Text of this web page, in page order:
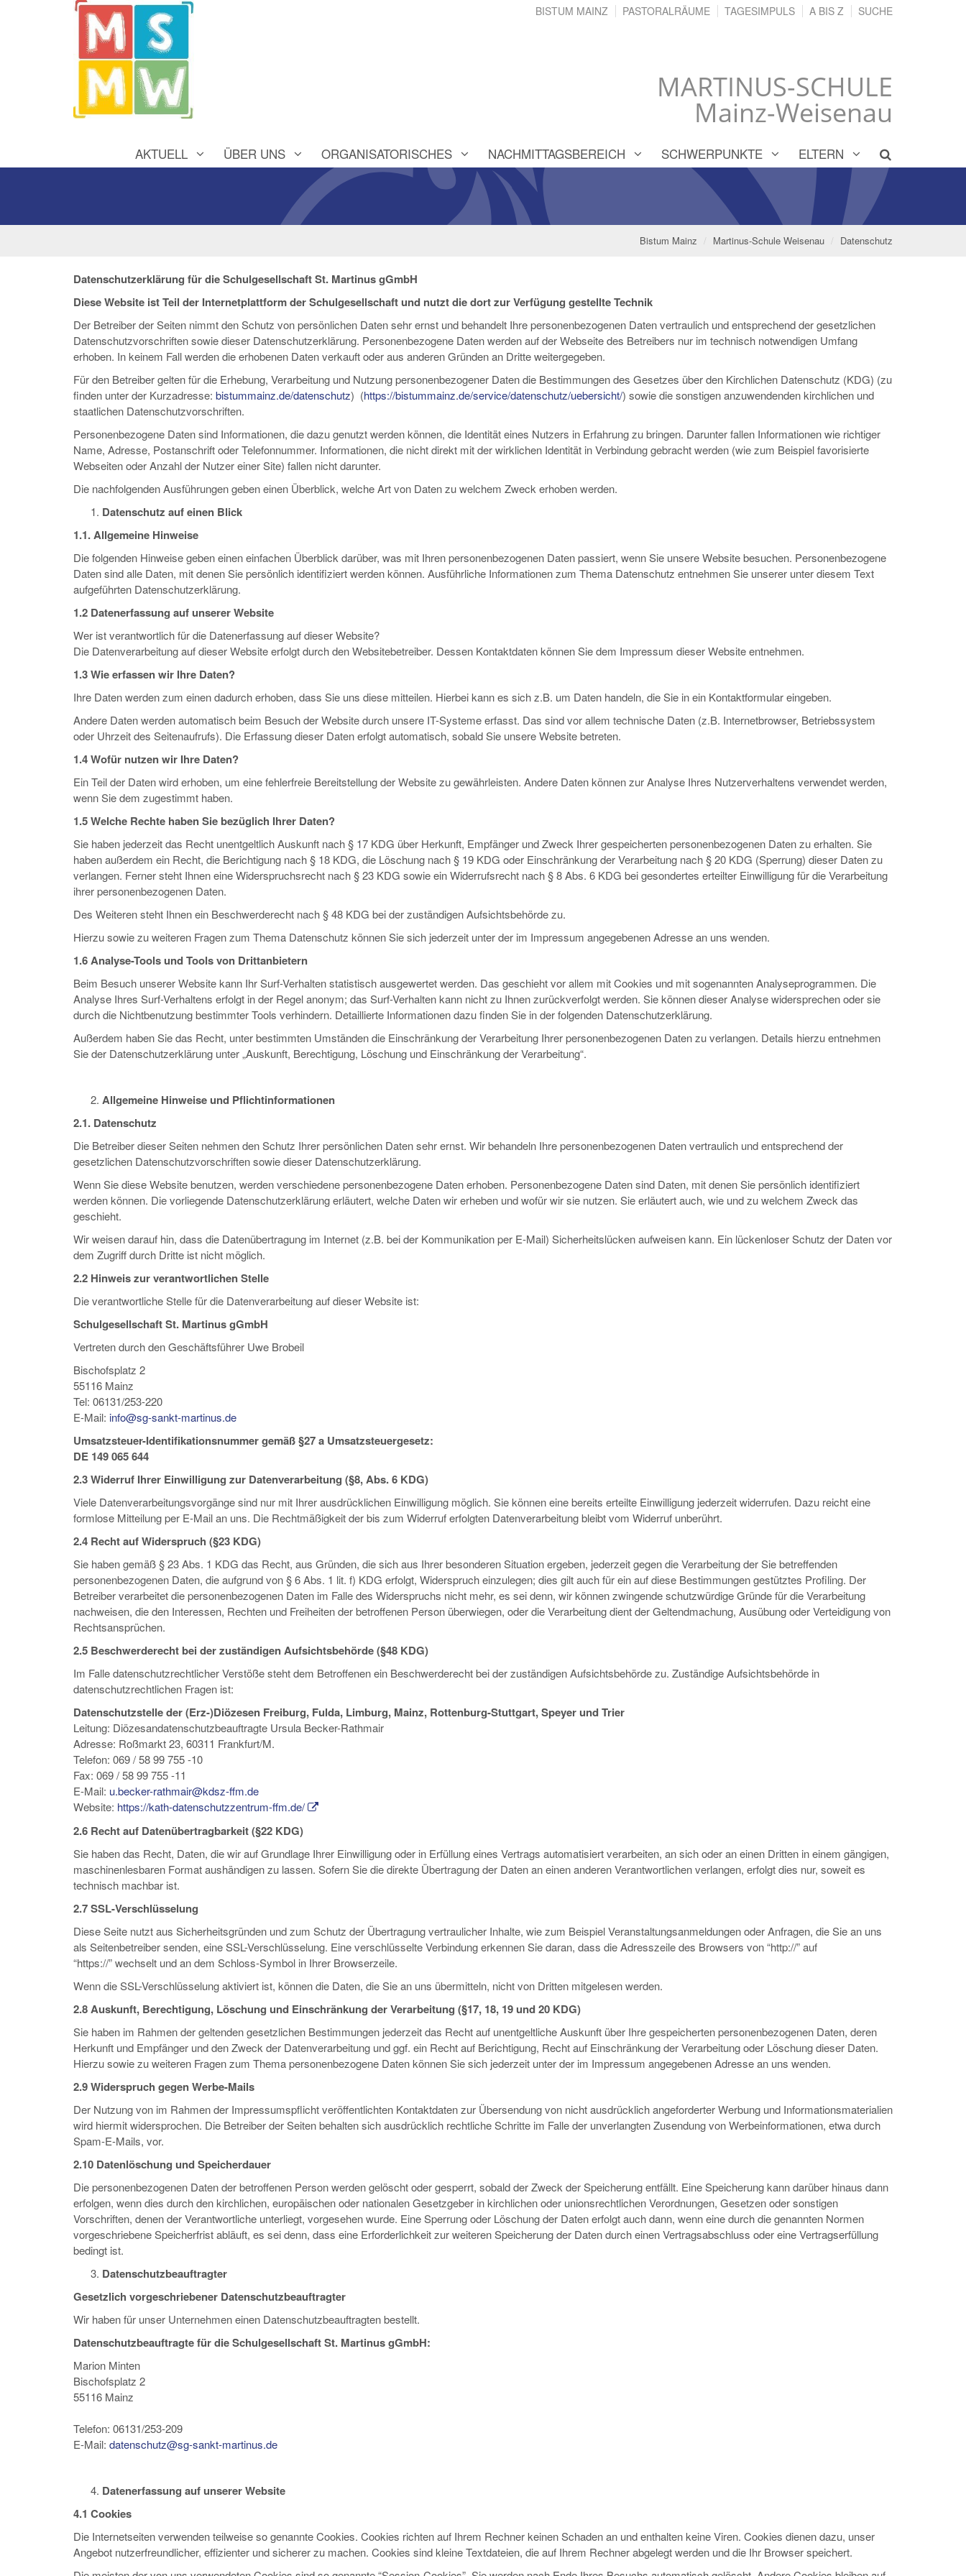
MARTINUS-SCHULE
Mainz-Weisenau
BISTUM MAINZ PASTORALRÄUME TAGESIMPULS A BIS Z SUCHE
AKTUELL ÜBER UNS ORGANISATORISCHES NACHMITTAGSBEREICH SCHWERPUNKTE ELTERN
Bistum Mainz Martinus-Schule Weisenau Datenschutz
Datenschutzerklärung für die Schulgesellschaft St. Martinus gGmbH
Diese Website ist Teil der Internetplattform der Schulgesellschaft und nutzt die dort zur Verfügung gestellte Technik
Der Betreiber der Seiten nimmt den Schutz von persönlichen Daten sehr ernst und behandelt Ihre personenbezogenen Daten vertraulich und entsprechend der gesetzlichen
Datenschutzvorschriften sowie dieser Datenschutzerklärung. Personenbezogene Daten werden auf der Webseite des Betreibers nur im technisch notwendigen Umfang
erhoben. In keinem Fall werden die erhobenen Daten verkauft oder aus anderen Gründen an Dritte weitergegeben.
Für den Betreiber gelten für die Erhebung, Verarbeitung und Nutzung personenbezogener Daten die Bestimmungen des Gesetzes über den Kirchlichen Datenschutz (KDG) (zu
finden unter der Kurzadresse: bistummainz.de/datenschutz) (https://bistummainz.de/service/datenschutz/uebersicht/) sowie die sonstigen anzuwendenden kirchlichen und
staatlichen Datenschutzvorschriften.
Personenbezogene Daten sind Informationen, die dazu genutzt werden können, die Identität eines Nutzers in Erfahrung zu bringen. Darunter fallen Informationen wie richtiger
Name, Adresse, Postanschrift oder Telefonnummer. Informationen, die nicht direkt mit der wirklichen Identität in Verbindung gebracht werden (wie zum Beispiel favorisierte
Webseiten oder Anzahl der Nutzer einer Site) fallen nicht darunter.
Die nachfolgenden Ausführungen geben einen Überblick, welche Art von Daten zu welchem Zweck erhoben werden.
Datenschutz auf einen Blick
1.1. Allgemeine Hinweise
Die folgenden Hinweise geben einen einfachen Überblick darüber, was mit Ihren personenbezogenen Daten passiert, wenn Sie unsere Website besuchen. Personenbezogene
Daten sind alle Daten, mit denen Sie persönlich identifiziert werden können. Ausführliche Informationen zum Thema Datenschutz entnehmen Sie unserer unter diesem Text
aufgeführten Datenschutzerklärung.
1.2 Datenerfassung auf unserer Website
Wer ist verantwortlich für die Datenerfassung auf dieser Website?
Die Datenverarbeitung auf dieser Website erfolgt durch den Websitebetreiber. Dessen Kontaktdaten können Sie dem Impressum dieser Website entnehmen.
1.3 Wie erfassen wir Ihre Daten?
Ihre Daten werden zum einen dadurch erhoben, dass Sie uns diese mitteilen. Hierbei kann es sich z.B. um Daten handeln, die Sie in ein Kontaktformular eingeben.
Andere Daten werden automatisch beim Besuch der Website durch unsere IT-Systeme erfasst. Das sind vor allem technische Daten (z.B. Internetbrowser, Betriebssystem
oder Uhrzeit des Seitenaufrufs). Die Erfassung dieser Daten erfolgt automatisch, sobald Sie unsere Website betreten.
1.4 Wofür nutzen wir Ihre Daten?
Ein Teil der Daten wird erhoben, um eine fehlerfreie Bereitstellung der Website zu gewährleisten. Andere Daten können zur Analyse Ihres Nutzerverhaltens verwendet werden,
wenn Sie dem zugestimmt haben.
1.5 Welche Rechte haben Sie bezüglich Ihrer Daten?
Sie haben jederzeit das Recht unentgeltlich Auskunft nach § 17 KDG über Herkunft, Empfänger und Zweck Ihrer gespeicherten personenbezogenen Daten zu erhalten. Sie
haben außerdem ein Recht, die Berichtigung nach § 18 KDG, die Löschung nach § 19 KDG oder Einschränkung der Verarbeitung nach § 20 KDG (Sperrung) dieser Daten zu
verlangen. Ferner steht Ihnen eine Widerspruchsrecht nach § 23 KDG sowie ein Widerrufsrecht nach § 8 Abs. 6 KDG bei gesondertes erteilter Einwilligung für die Verarbeitung
ihrer personenbezogenen Daten.
Des Weiteren steht Ihnen ein Beschwerderecht nach § 48 KDG bei der zuständigen Aufsichtsbehörde zu.
Hierzu sowie zu weiteren Fragen zum Thema Datenschutz können Sie sich jederzeit unter der im Impressum angegebenen Adresse an uns wenden.
1.6 Analyse-Tools und Tools von Drittanbietern
Beim Besuch unserer Website kann Ihr Surf-Verhalten statistisch ausgewertet werden. Das geschieht vor allem mit Cookies und mit sogenannten Analyseprogrammen. Die
Analyse Ihres Surf-Verhaltens erfolgt in der Regel anonym; das Surf-Verhalten kann nicht zu Ihnen zurückverfolgt werden. Sie können dieser Analyse widersprechen oder sie
durch die Nichtbenutzung bestimmter Tools verhindern. Detaillierte Informationen dazu finden Sie in der folgenden Datenschutzerklärung.
Außerdem haben Sie das Recht, unter bestimmten Umständen die Einschränkung der Verarbeitung Ihrer personenbezogenen Daten zu verlangen. Details hierzu entnehmen
Sie der Datenschutzerklärung unter „Auskunft, Berechtigung, Löschung und Einschränkung der Verarbeitung“.
Allgemeine Hinweise und Pflichtinformationen
2.1. Datenschutz
Die Betreiber dieser Seiten nehmen den Schutz Ihrer persönlichen Daten sehr ernst. Wir behandeln Ihre personenbezogenen Daten vertraulich und entsprechend der
gesetzlichen Datenschutzvorschriften sowie dieser Datenschutzerklärung.
Wenn Sie diese Website benutzen, werden verschiedene personenbezogene Daten erhoben. Personenbezogene Daten sind Daten, mit denen Sie persönlich identifiziert
werden können. Die vorliegende Datenschutzerklärung erläutert, welche Daten wir erheben und wofür wir sie nutzen. Sie erläutert auch, wie und zu welchem Zweck das
geschieht.
Wir weisen darauf hin, dass die Datenübertragung im Internet (z.B. bei der Kommunikation per E-Mail) Sicherheitslücken aufweisen kann. Ein lückenloser Schutz der Daten vor
dem Zugriff durch Dritte ist nicht möglich.
2.2 Hinweis zur verantwortlichen Stelle
Die verantwortliche Stelle für die Datenverarbeitung auf dieser Website ist:
Schulgesellschaft St. Martinus gGmbH
Vertreten durch den Geschäftsführer Uwe Brobeil
Bischofsplatz 2
55116 Mainz
Tel: 06131/253-220
E-Mail: info@sg-sankt-martinus.de
Umsatzsteuer-Identifikationsnummer gemäß §27 a Umsatzsteuergesetz:
DE 149 065 644
2.3 Widerruf Ihrer Einwilligung zur Datenverarbeitung (§8, Abs. 6 KDG)
Viele Datenverarbeitungsvorgänge sind nur mit Ihrer ausdrücklichen Einwilligung möglich. Sie können eine bereits erteilte Einwilligung jederzeit widerrufen. Dazu reicht eine
formlose Mitteilung per E-Mail an uns. Die Rechtmäßigkeit der bis zum Widerruf erfolgten Datenverarbeitung bleibt vom Widerruf unberührt.
2.4 Recht auf Widerspruch (§23 KDG)
Sie haben gemäß § 23 Abs. 1 KDG das Recht, aus Gründen, die sich aus Ihrer besonderen Situation ergeben, jederzeit gegen die Verarbeitung der Sie betreffenden
personenbezogenen Daten, die aufgrund von § 6 Abs. 1 lit. f) KDG erfolgt, Widerspruch einzulegen; dies gilt auch für ein auf diese Bestimmungen gestütztes Profiling. Der
Betreiber verarbeitet die personenbezogenen Daten im Falle des Widerspruchs nicht mehr, es sei denn, wir können zwingende schutzwürdige Gründe für die Verarbeitung
nachweisen, die den Interessen, Rechten und Freiheiten der betroffenen Person überwiegen, oder die Verarbeitung dient der Geltendmachung, Ausübung oder Verteidigung von
Rechtsansprüchen.
2.5 Beschwerderecht bei der zuständigen Aufsichtsbehörde (§48 KDG)
Im Falle datenschutzrechtlicher Verstöße steht dem Betroffenen ein Beschwerderecht bei der zuständigen Aufsichtsbehörde zu. Zuständige Aufsichtsbehörde in
datenschutzrechtlichen Fragen ist:
Datenschutzstelle der (Erz-)Diözesen Freiburg, Fulda, Limburg, Mainz, Rottenburg-Stuttgart, Speyer und Trier
Leitung: Diözesandatenschutzbeauftragte Ursula Becker-Rathmair
Adresse: Roßmarkt 23, 60311 Frankfurt/M.
Telefon: 069 / 58 99 755 -10
Fax: 069 / 58 99 755 -11
E-Mail: u.becker-rathmair@kdsz-ffm.de
Website: https://kath-datenschutzzentrum-ffm.de/
2.6 Recht auf Datenübertragbarkeit (§22 KDG)
Sie haben das Recht, Daten, die wir auf Grundlage Ihrer Einwilligung oder in Erfüllung eines Vertrags automatisiert verarbeiten, an sich oder an einen Dritten in einem gängigen,
maschinenlesbaren Format aushändigen zu lassen. Sofern Sie die direkte Übertragung der Daten an einen anderen Verantwortlichen verlangen, erfolgt dies nur, soweit es
technisch machbar ist.
2.7 SSL-Verschlüsselung
Diese Seite nutzt aus Sicherheitsgründen und zum Schutz der Übertragung vertraulicher Inhalte, wie zum Beispiel Veranstaltungsanmeldungen oder Anfragen, die Sie an uns
als Seitenbetreiber senden, eine SSL-Verschlüsselung. Eine verschlüsselte Verbindung erkennen Sie daran, dass die Adresszeile des Browsers von “http://” auf
“https://” wechselt und an dem Schloss-Symbol in Ihrer Browserzeile.
Wenn die SSL-Verschlüsselung aktiviert ist, können die Daten, die Sie an uns übermitteln, nicht von Dritten mitgelesen werden.
2.8 Auskunft, Berechtigung, Löschung und Einschränkung der Verarbeitung (§17, 18, 19 und 20 KDG)
Sie haben im Rahmen der geltenden gesetzlichen Bestimmungen jederzeit das Recht auf unentgeltliche Auskunft über Ihre gespeicherten personenbezogenen Daten, deren
Herkunft und Empfänger und den Zweck der Datenverarbeitung und ggf. ein Recht auf Berichtigung, Recht auf Einschränkung der Verarbeitung oder Löschung dieser Daten.
Hierzu sowie zu weiteren Fragen zum Thema personenbezogene Daten können Sie sich jederzeit unter der im Impressum angegebenen Adresse an uns wenden.
2.9 Widerspruch gegen Werbe-Mails
Der Nutzung von im Rahmen der Impressumspflicht veröffentlichten Kontaktdaten zur Übersendung von nicht ausdrücklich angeforderter Werbung und Informationsmaterialien
wird hiermit widersprochen. Die Betreiber der Seiten behalten sich ausdrücklich rechtliche Schritte im Falle der unverlangten Zusendung von Werbeinformationen, etwa durch
Spam-E-Mails, vor.
2.10 Datenlöschung und Speicherdauer
Die personenbezogenen Daten der betroffenen Person werden gelöscht oder gesperrt, sobald der Zweck der Speicherung entfällt. Eine Speicherung kann darüber hinaus dann
erfolgen, wenn dies durch den kirchlichen, europäischen oder nationalen Gesetzgeber in kirchlichen oder unionsrechtlichen Verordnungen, Gesetzen oder sonstigen
Vorschriften, denen der Verantwortliche unterliegt, vorgesehen wurde. Eine Sperrung oder Löschung der Daten erfolgt auch dann, wenn eine durch die genannten Normen
vorgeschriebene Speicherfrist abläuft, es sei denn, dass eine Erforderlichkeit zur weiteren Speicherung der Daten durch einen Vertragsabschluss oder eine Vertragserfüllung
bedingt ist.
Datenschutzbeauftragter
Gesetzlich vorgeschriebener Datenschutzbeauftragter
Wir haben für unser Unternehmen einen Datenschutzbeauftragten bestellt.
Datenschutzbeauftragte für die Schulgesellschaft St. Martinus gGmbH:
Marion Minten
Bischofsplatz 2
55116 Mainz
Telefon: 06131/253-209
E-Mail: datenschutz@sg-sankt-martinus.de
Datenerfassung auf unserer Website
4.1 Cookies
Die Internetseiten verwenden teilweise so genannte Cookies. Cookies richten auf Ihrem Rechner keinen Schaden an und enthalten keine Viren. Cookies dienen dazu, unser
Angebot nutzerfreundlicher, effizienter und sicherer zu machen. Cookies sind kleine Textdateien, die auf Ihrem Rechner abgelegt werden und die Ihr Browser speichert.